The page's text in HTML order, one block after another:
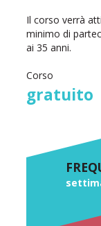
Il corso verrà
minimo di
ai 35 anni.
Corso
gratuito